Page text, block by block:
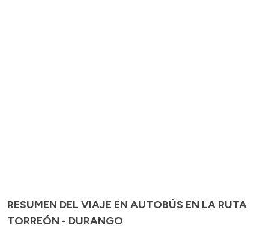
RESUMEN DEL VIAJE EN AUTOBÚS EN LA RUTA
TORREÓN - DURANGO